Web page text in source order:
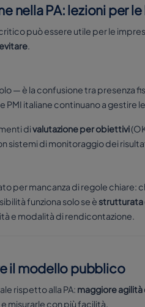
nella PA: lezioni per le
può essere utile per le
.
— è la confusione tra presenza
PMI italiane continuano a gestire
divalutazione per obiettivi
sistemi di monitoraggio dei
per mancanza di regole chiare:
funziona solo se è strutturata
e modalità di rendicontazione.
il modello pubblico
rispetto alla PA: maggiore
misurarle con più facilità.